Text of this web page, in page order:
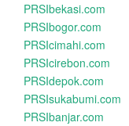
PRSIbekasi.com
PRSIbogor.com
PRSIcimahi.com
PRSIcirebon.com
PRSIdepok.com
PRSIsukabumi.com
PRSIbanjar.com